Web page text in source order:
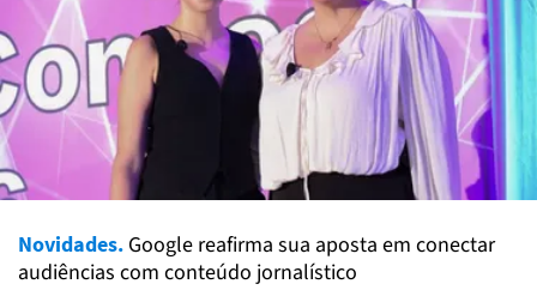
Novidades. Google reafirma sua aposta em conectar
audiências com conteúdo jornalístico